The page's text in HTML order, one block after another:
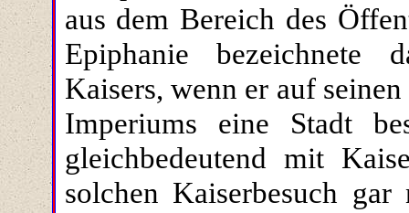
aus dem Bereich des
Epiphanie bezeichnete
Kaisers, wenn er auf
Imperiums eine Stadt
gleichbedeutend mit
solchen Kaiserbesuch